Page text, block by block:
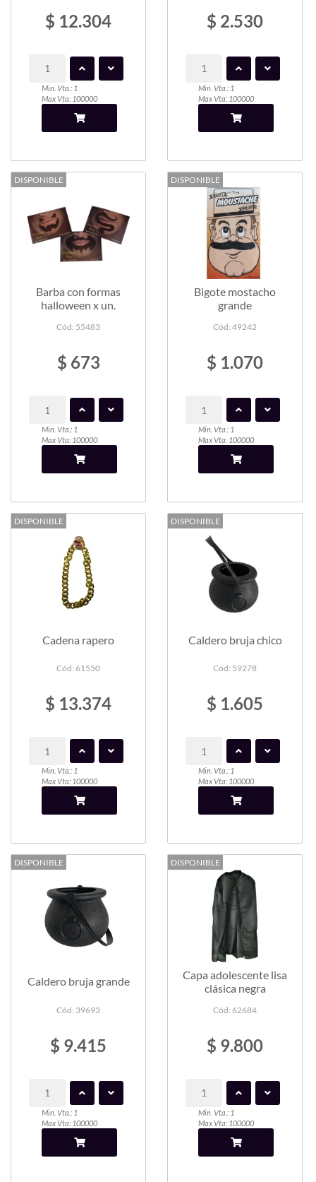
$ 12.304
Min. Vta.: 1
Max Vta: 100000
$ 2.530
Min. Vta.: 1
Max Vta: 100000
DISPONIBLE
Barba con formas
halloween x un.
Cód: 55483
$ 673
Min. Vta.: 1
Max Vta: 100000
DISPONIBLE
Bigote mostacho
grande
Cód: 49242
$ 1.070
Min. Vta.: 1
Max Vta: 100000
DISPONIBLE
Cadena rapero
Cód: 61550
$ 13.374
Min. Vta.: 1
Max Vta: 100000
DISPONIBLE
Caldero bruja chico
Cód: 59278
$ 1.605
Min. Vta.: 1
Max Vta: 100000
DISPONIBLE
Caldero bruja grande
Cód: 39693
$ 9.415
Min. Vta.: 1
Max Vta: 100000
DISPONIBLE
Capa adolescente lisa
clásica negra
Cód: 62684
$ 9.800
Min. Vta.: 1
Max Vta: 100000